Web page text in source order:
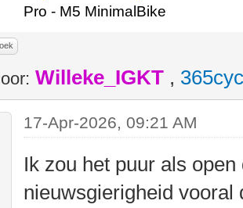
Pro - M5 MinimalBike
Willeke_IGKT ,
17-Apr-2026, 09:21 AM
Ik zou het puur als
nieuwsgierigheid vooral